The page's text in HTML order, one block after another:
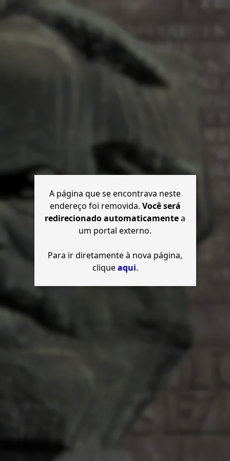
A página que se encontrava neste
endereço foi removida. Você será
redirecionado automaticamentea
um portal externo.
Para ir diretamente à nova página,
cliqueaqui.